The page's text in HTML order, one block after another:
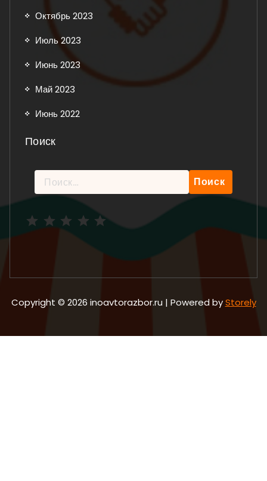
Октябрь 2023
Июль 2023
Июнь 2023
Май 2023
Июнь 2022
Поиск
Найти:
Copyright © 2026 inoavtorazbor.ru | Powered byStorely